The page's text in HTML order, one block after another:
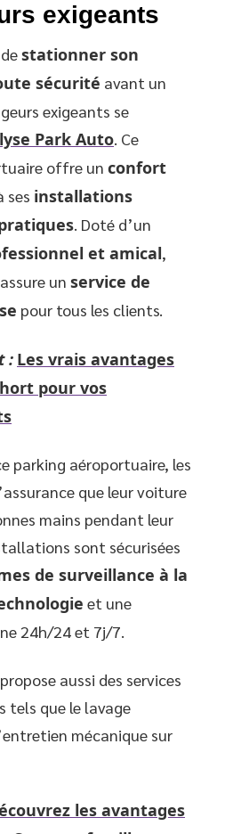
exigeants
stationner son
sécurité avant un
exigeants se
Park Auto. Ce
offre un confort
ses installations
. Doté d’un
et amical,
un service de
pour tous les clients.
: Les vrais avantages
pour vos
parking aéroportuaire, les
que leur voiture
mains pendant leur
sont sécurisées
de surveillance à la
et une
24h/24 et 7j/7.
aussi des services
tels que le lavage
mécanique sur
les avantages